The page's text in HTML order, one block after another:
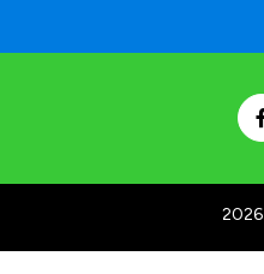
2026